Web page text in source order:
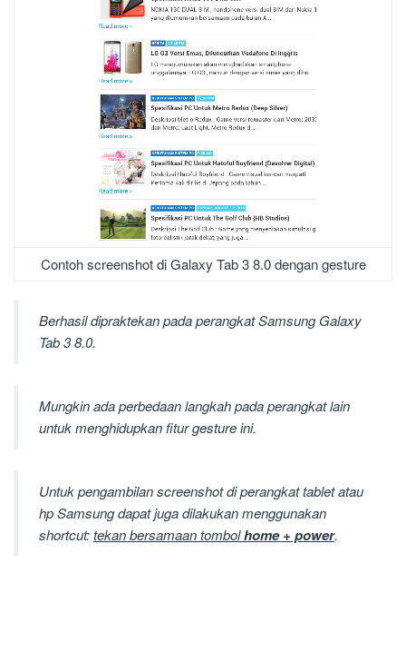
Contoh screenshot di Galaxy Tab 3 8.0 dengan gesture
Berhasil dipraktekan pada perangkat Samsung Galaxy
Tab 3 8.0.
Mungkin ada perbedaan langkah pada perangkat lain
untuk menghidupkan fitur gesture ini.
Untuk pengambilan screenshot di perangkat tablet atau
hp Samsung dapat juga dilakukan menggunakan
shortcut:tekan bersamaan tombolhome + power.